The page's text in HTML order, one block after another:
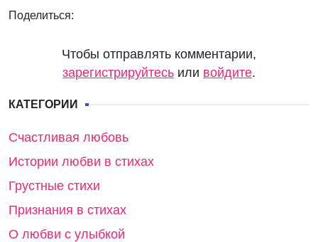
Поделиться:
Чтобы отправлять комментарии,
зарегистрируйтесь или войдите.
КАТЕГОРИИ
Счастливая любовь
Истории любви в стихах
Грустные стихи
Признания в стихах
О любви с улыбкой